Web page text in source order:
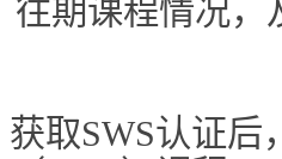
往期课程情况，
获取SWS认证